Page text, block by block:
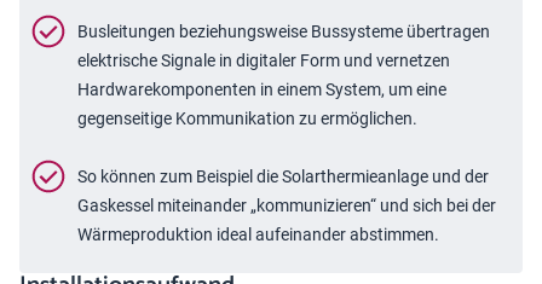
Busleitungen beziehungsweise Bussysteme übertragen
elektrische Signale in digitaler Form und vernetzen
Hardwarekomponenten in einem System, um eine
gegenseitige Kommunikation zu ermöglichen.
So können zum Beispiel die Solarthermieanlage und der
Gaskessel miteinander „kommunizieren“ und sich bei der
Wärmeproduktion ideal aufeinander abstimmen.